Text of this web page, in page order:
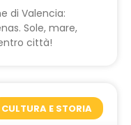
di Valencia:
Sole, mare,
città!
CULTURA E STORIA